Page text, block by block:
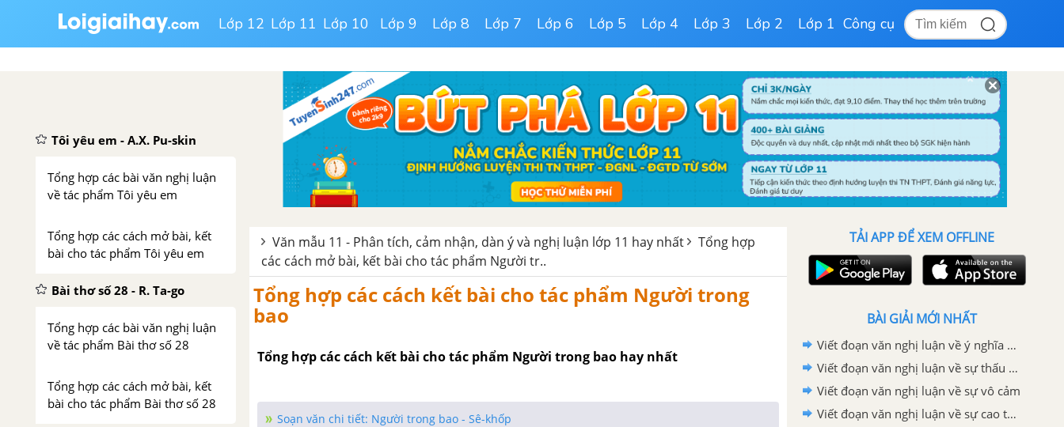
Lớp 12 Lớp 11 Lớp 10 Lớp 9 Lớp 8 Lớp 7 Lớp 6 Lớp 5 Lớp 4 Lớp 3 Lớp 2 Lớp 1 Công cụ
Tổng hợp các bài văn nghị luận
về tác phẩm Tương tư
Tôi yêu em - A.X. Pu-skin
Tổng hợp các bài văn nghị luận
về tác phẩm Tôi yêu em
Tổng hợp các cách mở bài, kết
bài cho tác phẩm Tôi yêu em
Bài thơ số 28 - R. Ta-go
Tổng hợp các bài văn nghị luận
về tác phẩm Bài thơ số 28
Tổng hợp các cách mở bài, kết
bài cho tác phẩm Bài thơ số 28
Văn mẫu 11 - Phân tích, cảm nhận, dàn ý và nghị luận lớp 11 hay nhất
Tổng hợp
các cách mở bài, kết bài cho tác phẩm Người tr..
Tổng hợp các cách kết bài cho tác phẩm Người trong
bao
Tổng hợp các cách kết bài cho tác phẩm Người trong bao hay nhất
Soạn văn chi tiết: Người trong bao - Sê-khốp
TẢI APP ĐỂ XEM OFFLINE
BÀI GIẢI MỚI NHẤT
Viết đoạn văn nghị luận về ý nghĩa của việc tìm ra niềm đam mê thực sự của chính mình trong cuộc sống.
Viết đoạn văn nghị luận về sự thấu cảm
Viết đoạn văn nghị luận về sự vô cảm
Viết đoạn văn nghị luận về sự cao thượng